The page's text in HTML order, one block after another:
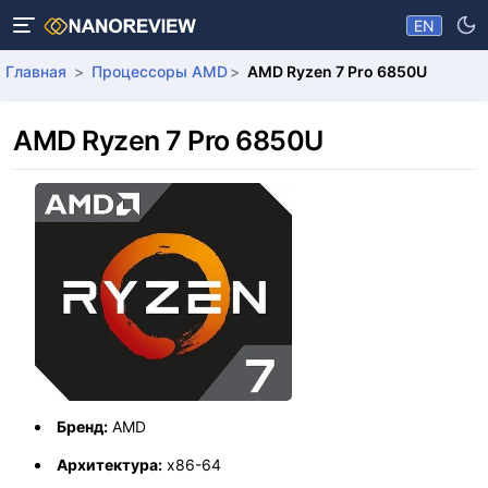
EN
Главная Процессоры AMD AMD Ryzen 7 Pro 6850U
AMD Ryzen 7 Pro 6850U
Бренд: AMD
Архитектура: x86-64